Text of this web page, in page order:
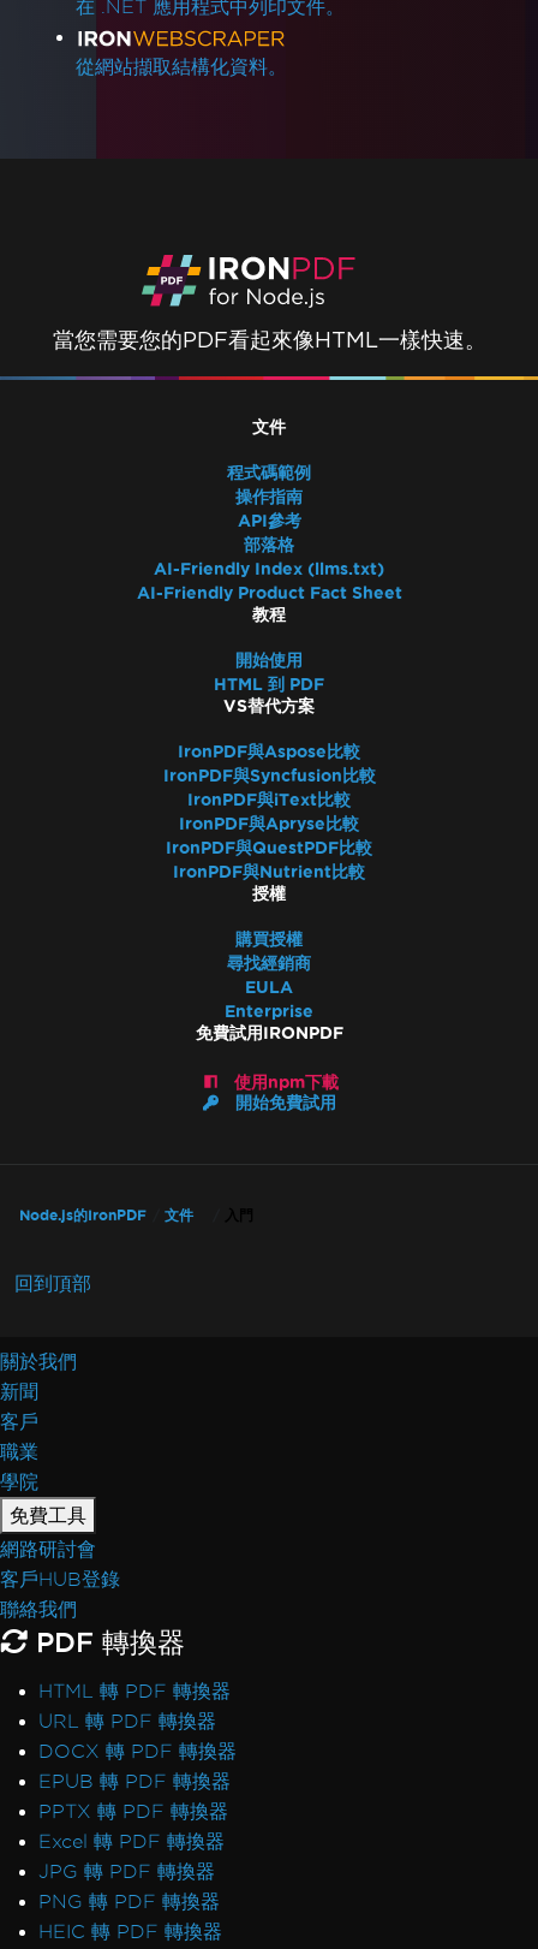
在 .NET 應用程式中列印文件。
從網站擷取結構化資料。
當您需要您的PDF看起來像HTML一樣快速。
文件
程式碼範例
操作指南
API參考
部落格
AI-Friendly Index (llms.txt)
AI-Friendly Product Fact Sheet
教程
開始使用
HTML 到 PDF
VS替代方案
IronPDF與Aspose比較
IronPDF與Syncfusion比較
IronPDF與iText比較
IronPDF與Apryse比較
IronPDF與QuestPDF比較
IronPDF與Nutrient比較
授權
購買授權
尋找經銷商
EULA
Enterprise
免費試用IRONPDF
使用npm下載
開始免費試用
Node.js的IronPDF 文件 入門
回到頂部
關於我們
新聞
客戶
職業
學院
免費工具
網路研討會
客戶HUB登錄
聯絡我們
PDF 轉換器
HTML 轉 PDF 轉換器
URL 轉 PDF 轉換器
DOCX 轉 PDF 轉換器
EPUB 轉 PDF 轉換器
PPTX 轉 PDF 轉換器
Excel 轉 PDF 轉換器
JPG 轉 PDF 轉換器
PNG 轉 PDF 轉換器
HEIC 轉 PDF 轉換器